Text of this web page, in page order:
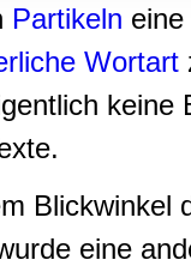
Partner für soziale
möglicherweise mit
Ihrer Nutzung
Partikeln
Wortart
keine
Blickwinkel
eine